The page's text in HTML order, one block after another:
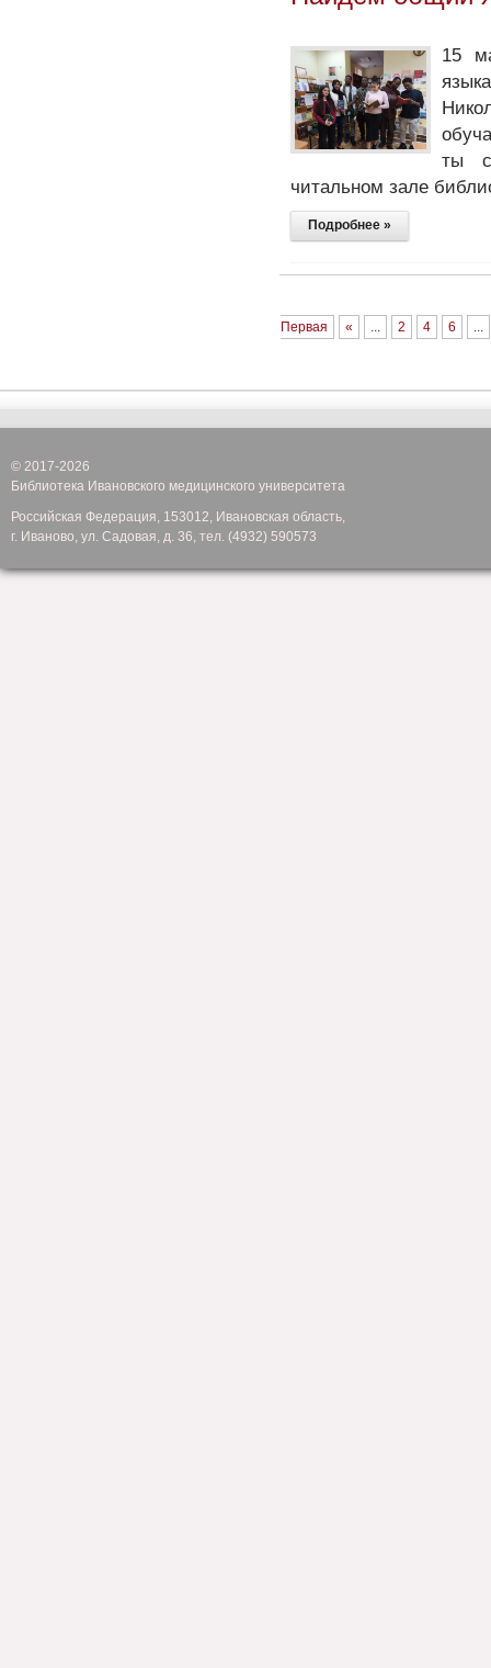
15
ты
читальном зале
Подробнее »
Первая « ... 2 4 6 ...
© 2017-2026
Библиотека Ивановского медицинского университета
Российская Федерация, 153012, Ивановская область,
г. Иваново, ул. Садовая, д. 36, тел. (4932) 590573